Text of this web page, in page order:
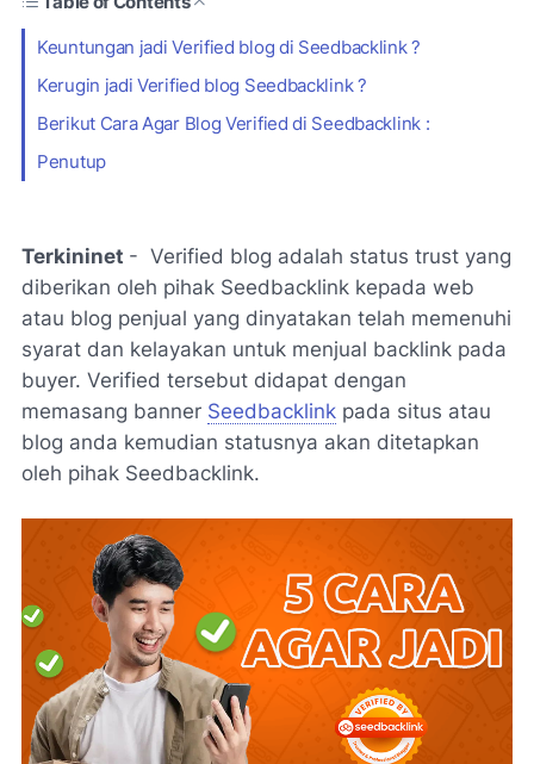
Keuntungan jadi Verified blog di Seedbacklink ?
Kerugin jadi Verified blog Seedbacklink ?
Berikut Cara Agar Blog Verified di Seedbacklink :
Penutup
Terkininet - Verified blog adalah status trust yang
diberikan oleh pihak Seedbacklink kepada web
atau blog penjual yang dinyatakan telah memenuhi
syarat dan kelayakan untuk menjual backlink pada
buyer. Verified tersebut didapat dengan
memasang banner Seedbacklink pada situs atau
blog anda kemudian statusnya akan ditetapkan
oleh pihak Seedbacklink.